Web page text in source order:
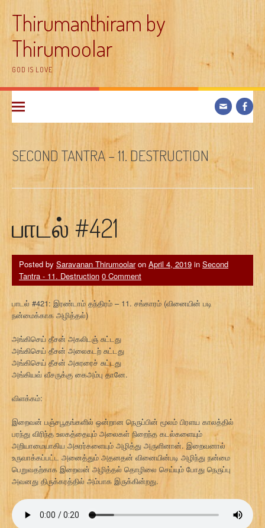
contentThirumanthiram by
Thirumoolar
GOD IS LOVE
SECOND TANTRA – 11. DESTRUCTION
பாடல் #421
Posted by Saravanan Thirumoolaron April 4, 2019 in Second
Tantra - 11. Destruction 0 Comment
பாடல் #421: இரண்டாம் தந்திரம் – 11. சங்காரம் (வினையின் படி
நன்மைக்காக அழித்தல்)
அங்கிசெய் தீசன் அகலிடஞ் சுட்டது
அங்கிசெய் தீசன் அலைகடற் சுட்டது
அங்கிசெய் தீசன் அசுரரைச் சுட்டது
அங்கியவ் வீசருக்கு கைஅம்பு தானே.
விளக்கம்:
இறைவன் பஞ்சபூதங்களில் ஒன்றான நெருப்பின் மூலம் பிரளய காலத்தில்
பரந்து விரிந்த உலகத்தையும் அலைகள் நிறைந்த கடல்களையும்
அறியாமையாகிய அசுரர்களையும் அழித்து அருளினான். இறைவனால்
உருவாக்கப்பட்ட அனைத்தும் அதனதன் வினையின்படி அழிந்து நன்மை
பெறுவதற்காக இறைவன் அழித்தல் தொழிலை செய்யும் போது நெருப்பு
அவனது திருக்கரத்தில் அம்பாக இருக்கின்றது.